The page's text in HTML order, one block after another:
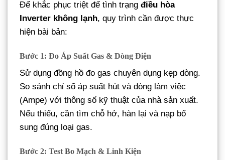
Để khắc phục triệt để tình trạng điều hòa
Inverter không lạnh, quy trình cần được thực
hiện bài bản:
Bước 1: Đo Áp Suất Gas & Dòng Điện
Sử dụng đồng hồ đo gas chuyên dụng kẹp dòng.
So sánh chỉ số áp suất hút và dòng làm việc
(Ampe) với thông số kỹ thuật của nhà sản xuất.
Nếu thiếu, cần tìm chỗ hở, hàn lại và nạp bổ
sung đúng loại gas.
Bước 2: Test Bo Mạch & Linh Kiện